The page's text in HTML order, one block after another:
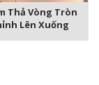
Thả Vòng Tròn
Lên Xuống